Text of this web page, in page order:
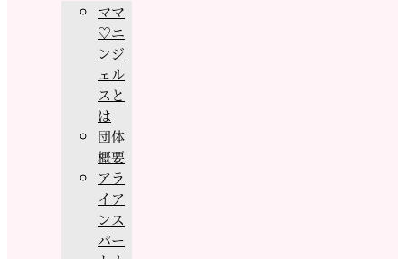
ママ
♡エ
ンジ
ェル
スと
は
団体
概要
アラ
イア
ンス
パー